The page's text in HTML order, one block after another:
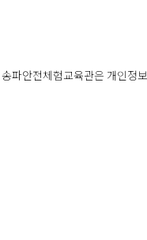
안전체험교육관은 개인정